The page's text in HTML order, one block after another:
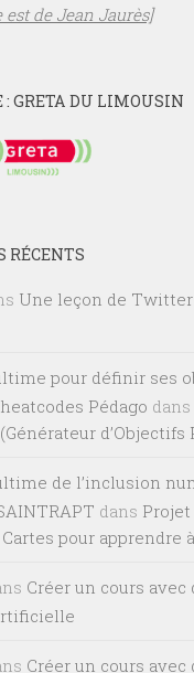
est de Jean Jaurès]
GRETA DU LIMOUSIN
RÉCENTS
Une leçon de
pour définir ses
Pédago dans
d’Objectifs
de l’inclusion
dans Projet
pour apprendre
Créer un cours avec
Créer un cours avec